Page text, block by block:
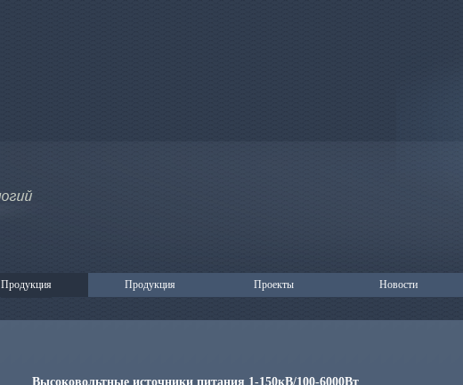
Продукция Продукция Проекты Новости
Высоковольтные источники питания 1-150кВ/100-6000Вт